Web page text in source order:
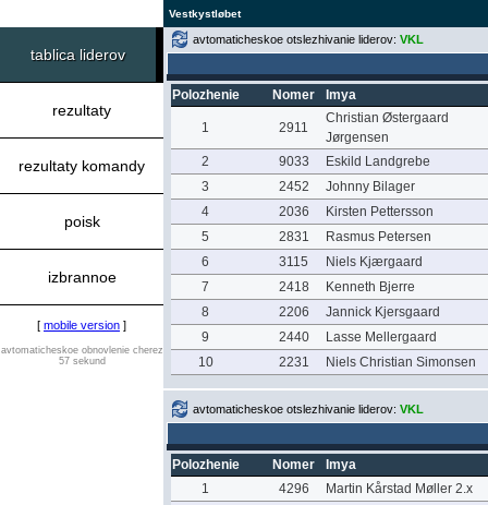
Vestkystløbet
tablica liderov
rezultaty
rezultaty komandy
poisk
izbrannoe
[ mobile version ]
avtomaticheskoe obnovlenie cherez
57 sekund
avtomaticheskoe otslezhivanie liderov: VKL
Polozhenie Nomer Imya
1 2911
Christian Østergaard
Jørgensen
2
9033
Eskild Landgrebe
3
2452
Johnny Bilager
4
2036
Kirsten Pettersson
5
2831
Rasmus Petersen
6
3115
Niels Kjærgaard
7
2418
Kenneth Bjerre
8
2206
Jannick Kjersgaard
9
2440
Lasse Mellergaard
10
2231 Niels Christian Simonsen
avtomaticheskoe otslezhivanie liderov: VKL
Polozhenie Nomer
Imya
1
4296
Martin Kårstad Møller 2.x